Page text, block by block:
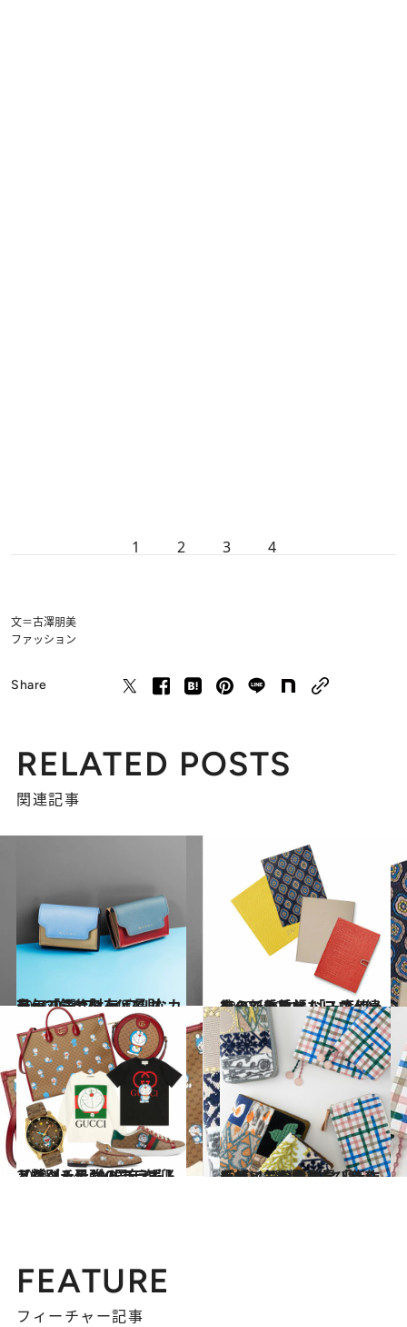
1 2 3 4
文＝古澤朋美
ファッション
Share
RELATED POSTS
関連記事
2021.1.16
最旬「ミニ財布＆長財布」20選 プレイフルなカラーで気分を上げて！
ファッション 2020.11.7
待ってました！ スマイソンの新作手帳 「一度使ったら、手放せない」人続出
ライフスタイル
2021.1.14
【グッチ】100周年を迎えたグッチが ドラえもんと特別＆最強のコラボ！
ファッション 2020.11.17
デザインが素敵な「新作手帳」3選 見るたび触るたびに気分急上昇！
ライフスタイル
FEATURE
フィーチャー記事